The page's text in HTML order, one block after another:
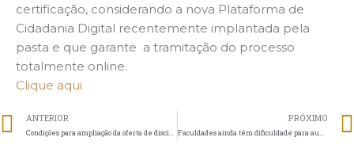
certificação, considerando a nova Plataforma de
Cidadania Digital recentemente implantada pela
pasta e que garante a tramitação do processo
totalmente online.
Clique aqui
ANTERIOR PRÓXIMO